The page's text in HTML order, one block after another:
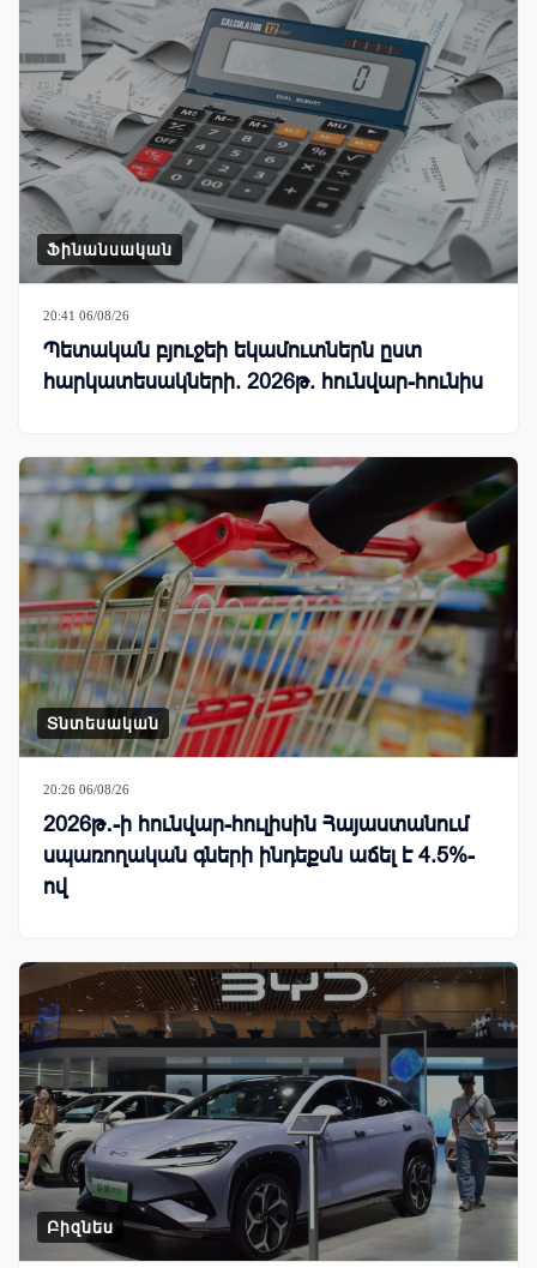
Ֆինանսական
20:41 06/08/26
Պետական բյուջեի եկամուտներն ըստ
հարկատեսակների. 2026թ. հունվար-հունիս
Տնտեսական
20:26 06/08/26
2026թ․-ի հունվար-հուլիսին Հայաստանում
սպառողական գների ինդեքսն աճել է 4.5%-
ով
Բիզնես